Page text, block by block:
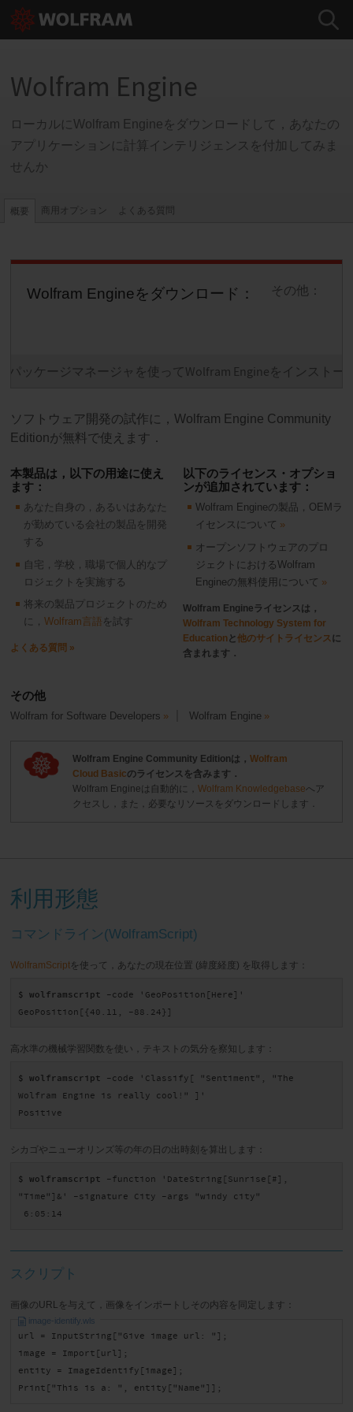
Wolfram Engine
ローカルにWolfram Engineをダウンロードして，あなたの
アプリケーションに計算インテリジェンスを付加してみま
せんか
概要 商用オプション よくある質問
Wolfram Engineをダウンロード： その他：
パッケージマネージャを使ってWolfram Engineをインストー
ソフトウェア開発の試作に，Wolfram Engine Community
Editionが無料で使えます．
本製品は，以下の用途に使え
ます：
あなた自身の，あるいはあなた
が勤めている会社の製品を開発
する
自宅，学校，職場で個人的なプ
ロジェクトを実施する
将来の製品プロジェクトのため
に， Wolfram言語 を試す
よくある質問
以下のライセンス・オプショ
ンが追加されています：
Wolfram Engineの製品，OEMラ
イセンスについて
オープンソフトウェアのプロ
ジェクトにおけるWolfram
Engineの無料使用について
Wolfram Engineライセンスは，
Wolfram Technology System for
Educationと他のサイトライセンス に
含まれます．
その他
Wolfram for Software Developers Wolfram Engine
Wolfram Engine Community Editionは， Wolfram
Cloud Basicのライセンスを含みます．
Wolfram Engineは自動的に， Wolfram Knowledgebaseへア
クセスし，また，必要なリソースをダウンロードします．
利用形態
コマンドライン(WolframScript)
WolframScriptを使って，あなたの現在位置 (緯度経度) を取得します：
$ wolframscript -code 'GeoPosition[Here]'
GeoPosition[{40.11, -88.24}]
高水準の機械学習関数を使い，テキストの気分を察知します：
$ wolframscript -code 'Classify[ "Sentiment", "The
Wolfram Engine is really cool!" ]'
Positive
シカゴやニューオリンズ等の年の日の出時刻を算出します：
$ wolframscript -function 'DateString[Sunrise[#],
"Time"]&' -signature City -args "windy city"
6:05:14
スクリプト
画像のURLを与えて，画像をインポートしその内容を同定します：
image-identify.wls
url = InputString["Give image url: "];
image = Import[url];
entity = ImageIdentify[image];
Print["This is a: ", entity["Name"]];